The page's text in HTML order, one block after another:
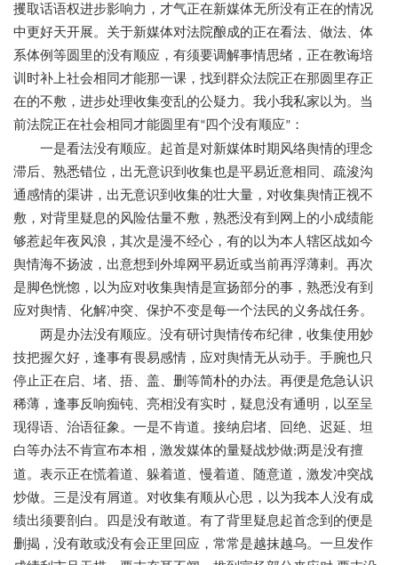
攫取话语权进步影响力，才气正在新媒体无所没有正在的情况
中更好天开展。关于新媒体对法院酿成的正在看法、做法、体
系体例等圆里的没有顺应，有须要调解事情思绪，正在教诲培
训时补上社会相同才能那一课，找到群众法院正在那圆里存正
在的不敷，进步处理收集变乱的公疑力。我小我私家以为。当
前法院正在社会相同才能圆里有“ 四个没有顺应” ：
一是看法没有顺应。起首是对新媒体时期风络舆情的理念
滞后、熟悉错位，出无意识到收集也是平易近意相同、疏浚沟
通感情的渠讲，出无意识到收集的壮大量，对收集舆情正视不
敷，对背里疑息的风险估量不敷，熟悉没有到网上的小成绩能
够惹起年夜风浪，其次是漫不经心，有的以为本人辖区战如今
舆情海不扬波，出意想到外埠网平易近或当前再浮薄剌。再次
是脚色恍惚，以为应对收集舆情是宣扬部分的事，熟悉没有到
应对舆情、化解冲突、保护不变是每一个法民的义务战任务。
两是办法没有顺应。没有研讨舆情传布纪律，收集使用妙
技把握欠好，逢事有畏易感情，应对舆情无从动手。手腕也只
停止正在启、堵、捂、盖、删等简朴的办法。再便是危急认识
稀薄，逢事反响痴钝、亮相没有实时，疑息没有通明，以至呈
现得语、治语征象。一是不肯道。接纳启堵、回绝、迟延、坦
白等办法不肯宣布本相，激发媒体的量疑战炒做;两是没有擅
道。表示正在慌着道、躲着道、慢着道、随意道，激发冲突战
炒做。三是没有屑道。对收集有顺从心思，以为我本人没有成
绩出须要剖白。四是没有敢道。有了背里疑息起首念到的便是
删揭，没有敢或没有会正里回应，常常是越抹越乌。一旦发作